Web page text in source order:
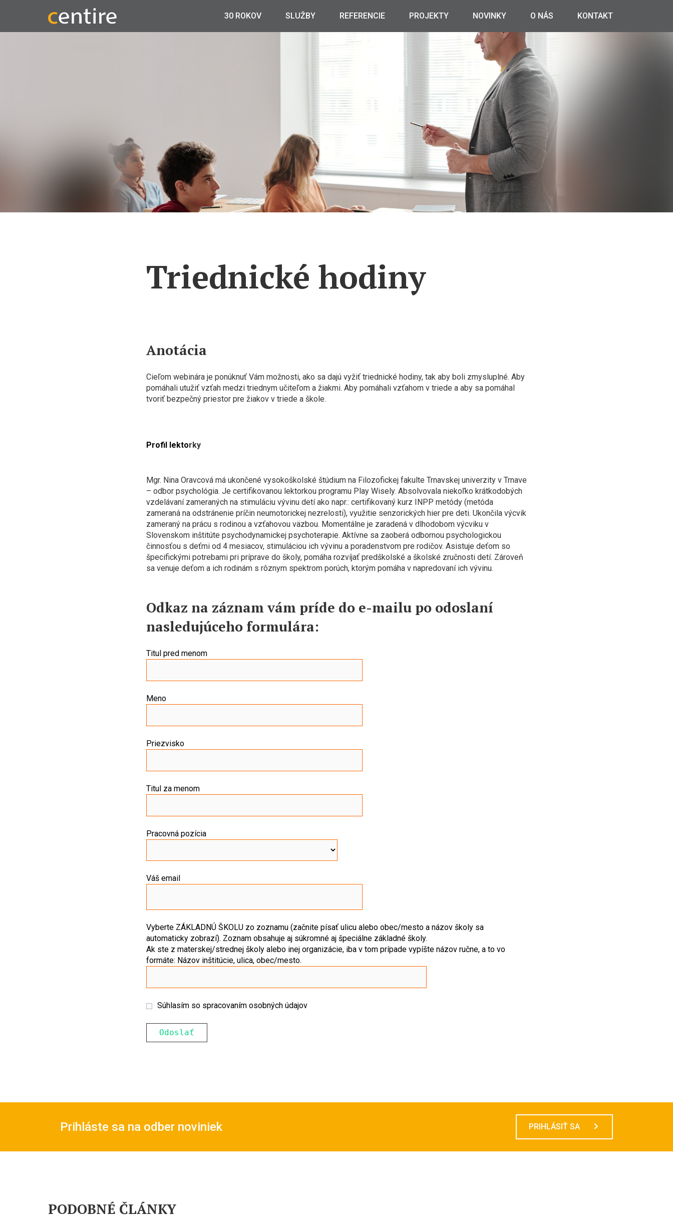
30 ROKOV SLUŽBY REFERENCIE PROJEKTY NOVINKY O NÁS KONTAKT
Triednické hodiny
Anotácia
Cieľom webinára je ponúknuť Vám možnosti, ako sa dajú vyžiť triednické hodiny, tak aby boli zmysluplné. Aby
pomáhali utužiť vzťah medzi triednym učiteľom a žiakmi. Aby pomáhali vzťahom v triede a aby sa pomáhal
tvoriť bezpečný priestor pre žiakov v triede a škole.
Profil lektorky
Mgr. Nina Oravcová má ukončené vysokoškolské štúdium na Filozofickej fakulte Trnavskej univerzity v Trnave
– odbor psychológia. Je certifikovanou lektorkou programu Play Wisely. Absolvovala niekoľko krátkodobých
vzdelávaní zameraných na stimuláciu vývinu detí ako napr.: certifikovaný kurz INPP metódy (metóda
zameraná na odstránenie príčin neumotorickej nezrelosti), využitie senzorických hier pre deti. Ukončila výcvik
zameraný na prácu s rodinou a vzťahovou väzbou. Momentálne je zaradená v dlhodobom výcviku v
Slovenskom inštitúte psychodynamickej psychoterapie. Aktívne sa zaoberá odbornou psychologickou
činnosťou s deťmi od 4 mesiacov, stimuláciou ich vývinu a poradenstvom pre rodičov. Asistuje deťom so
špecifickými potrebami pri príprave do školy, pomáha rozvíjať predškolské a školské zručnosti detí. Zároveň
sa venuje deťom a ich rodinám s rôznym spektrom porúch, ktorým pomáha v napredovaní ich vývinu.
Odkaz na záznam vám príde do e-mailu po odoslaní
nasledujúceho formulára:
Titul pred menom
Meno
Priezvisko
Titul za menom
Pracovná pozícia
Váš email
Vyberte ZÁKLADNÚ ŠKOLU zo zoznamu (začnite písať ulicu alebo obec/mesto a názov školy sa
automaticky zobrazí). Zoznam obsahuje aj súkromné aj špeciálne základné školy.
Ak ste z materskej/strednej školy alebo inej organizácie, iba v tom prípade vypíšte názov ručne, a to vo
formáte: Názov inštitúcie, ulica, obec/mesto.
Súhlasím so spracovaním osobných údajov
Prihláste sa na odber noviniek PRIHLÁSIŤ SA
PODOBNÉ ČLÁNKY